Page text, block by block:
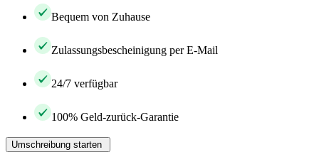
Bequem von Zuhause
Zulassungsbescheinigung per E-Mail
24/7 verfügbar
100% Geld-zurück-Garantie
Umschreibung starten